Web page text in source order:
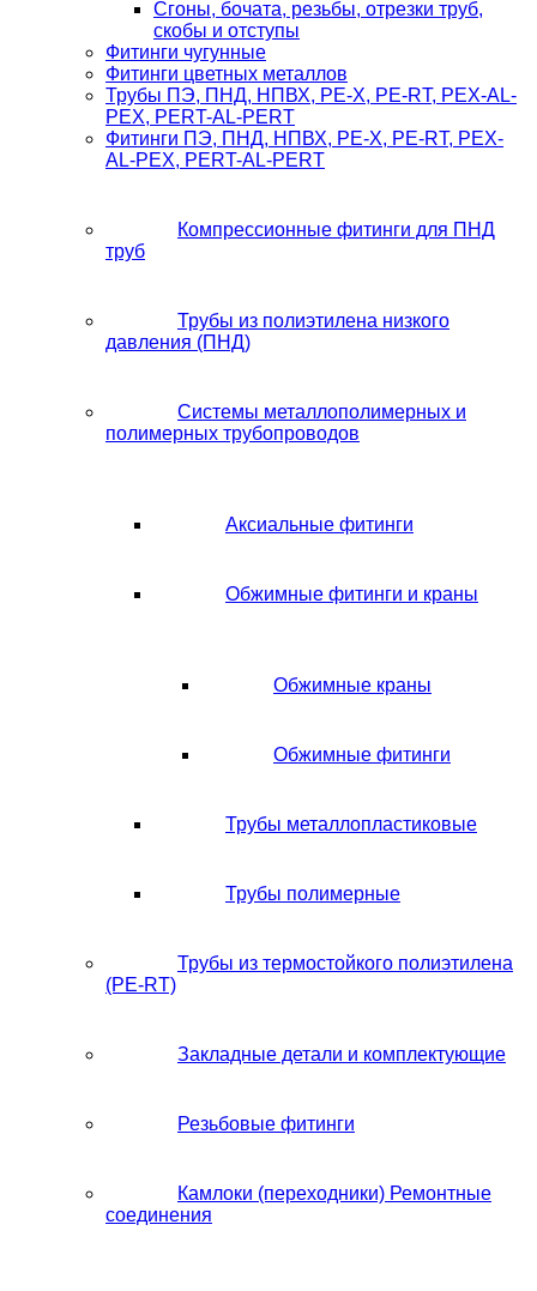
Сгоны, бочата, резьбы, отрезки труб,
скобы и отступы
Фитинги чугунные
Фитинги цветных металлов
Трубы ПЭ, ПНД, НПВХ, PE-X, PE-RT, PEX-AL-
PEX, PERT-AL-PERT
Фитинги ПЭ, ПНД, НПВХ, PE-X, PE-RT, PEX-
AL-PEX, PERT-AL-PERT
Компрессионные фитинги для ПНД
труб
Трубы из полиэтилена низкого
давления (ПНД)
Системы металлополимерных и
полимерных трубопроводов
Аксиальные фитинги
Обжимные фитинги и краны
Обжимные краны
Обжимные фитинги
Трубы металлопластиковые
Трубы полимерные
Трубы из термостойкого полиэтилена
(PE-RT)
Закладные детали и комплектующие
Резьбовые фитинги
Камлоки (переходники) Ремонтные
соединения